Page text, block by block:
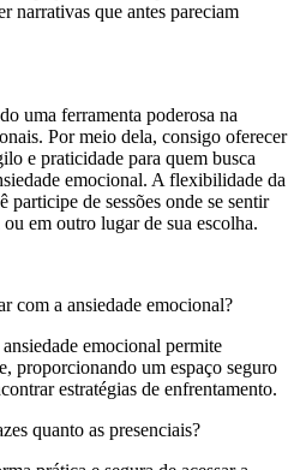
narrativas que antes pareciam
uma ferramenta poderosa na
Por meio dela, consigo oferecer
e praticidade para quem busca
emocional. A flexibilidade da
de sessões onde se sentir
em outro lugar de sua escolha.
com a ansiedade emocional?
emocional permite
proporcionando um espaço seguro
estratégias de enfrentamento.
quanto as presenciais?